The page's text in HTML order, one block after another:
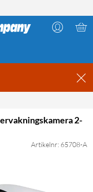
ÖVERVAKNINGSKAMERA 2-
2-
Artikelnr: 65708-A